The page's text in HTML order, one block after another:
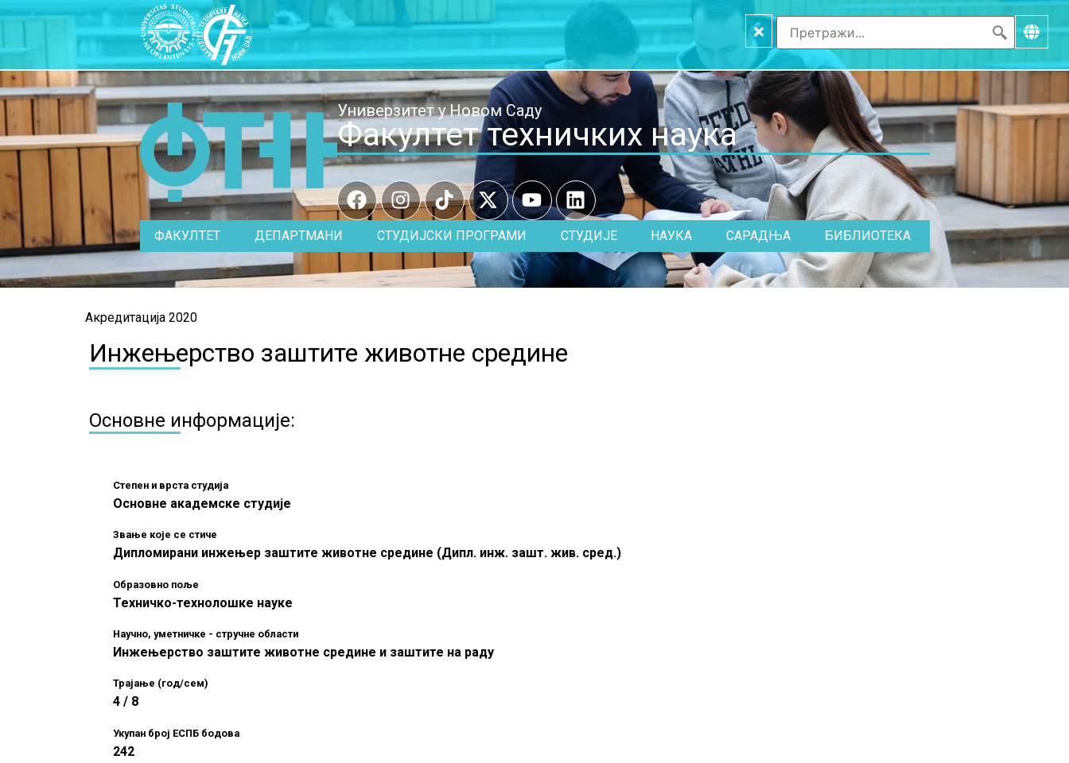
×
Универзитет у Новом Саду
Факултет техничких наука
ФАКУЛТЕТ ДЕПАРТМАНИ СТУДИЈСКИ ПРОГРАМИ СТУДИЈЕ НАУКА САРАДЊА БИБЛИОТЕКА
Акредитација 2020
Инжењерство заштите животне средине
Основне информације:
Степен и врста студија
Основне академске студије
Звање које се стиче
Дипломирани инжењер заштите животне средине (Дипл. инж. зашт. жив. сред.)
Образовно поље
Техничко-технолошке науке
Научно, уметничке - стручне области
Инжењерство заштите животне средине и заштите на раду
Трајање (год/сем)
4 / 8
Укупан број ЕСПБ бодова
242